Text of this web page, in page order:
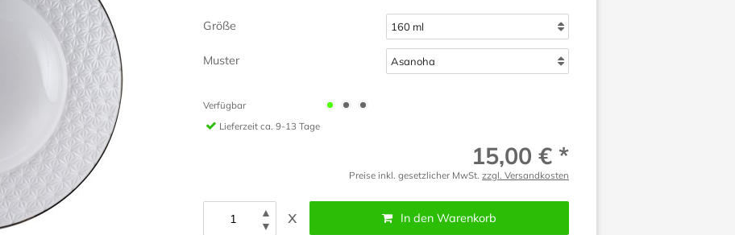
Größe
Muster
Verfügbar
Lieferzeit ca. 9-13 Tage
15,00 € *
Preise inkl. gesetzlicher MwSt. zzgl. Versandkosten
▲
▼
x In den Warenkorb